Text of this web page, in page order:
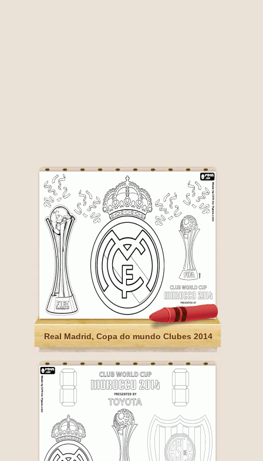
Real Madrid, Copa do mundo Clubes 2014